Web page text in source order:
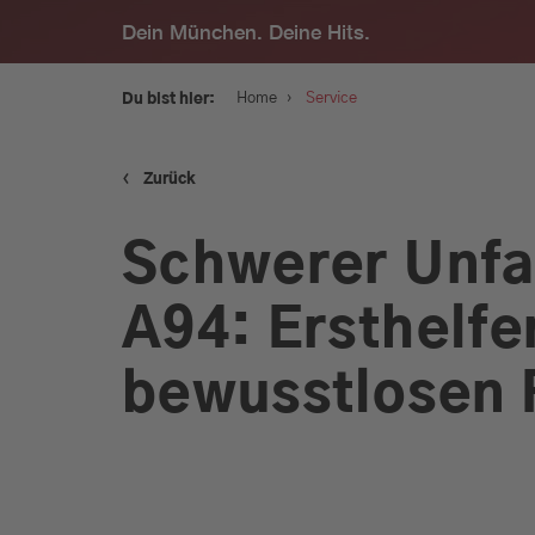
Dein München. Deine Hits.
Programm
Werbung
Du bist hier: Home › Service
‹ Zurück
Schwerer
A94:
bewusstlosen